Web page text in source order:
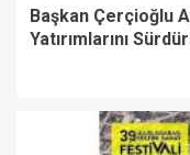
Başkan Çerçioğlu
Yatırımlarını